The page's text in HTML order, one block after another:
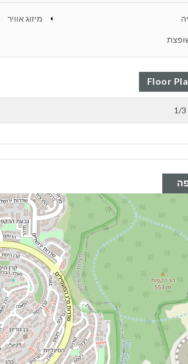
מיזוג אוויר
Floor
1/3